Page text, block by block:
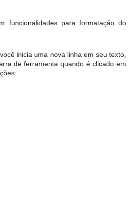
funcionalidades para formatação do
inicia uma nova linha em seu texto,
de ferramenta quando é clicado em